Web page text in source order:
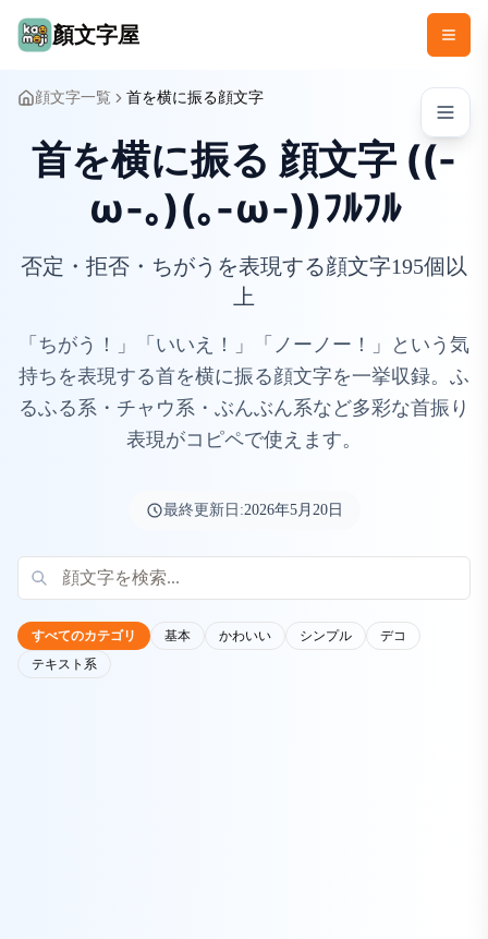
顏文字屋
顔文字一覧 首を横に振る顔文字
首を横に振る 顔文字 ((-
ω-｡)(｡-ω-))ﾌﾙﾌﾙ
否定・拒否・ちがうを表現する顔文字195個以
上
「ちがう！」「いいえ！」「ノーノー！」という気
持ちを表現する首を横に振る顔文字を一挙収録。ふ
るふる系・チャウ系・ぶんぶん系など多彩な首振り
表現がコピペで使えます。
最終更新日:2026年5月20日
すべてのカテゴリ 基本 かわいい シンプル
デコ
テキスト系